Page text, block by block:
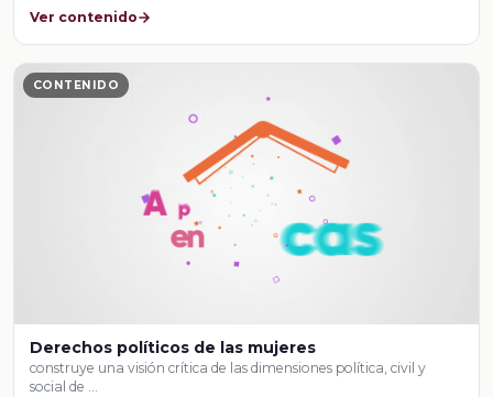
Ver contenido
CONTENIDO
Derechos políticos de las mujeres
construye una visión crítica de las dimensiones política, civil y
social de …